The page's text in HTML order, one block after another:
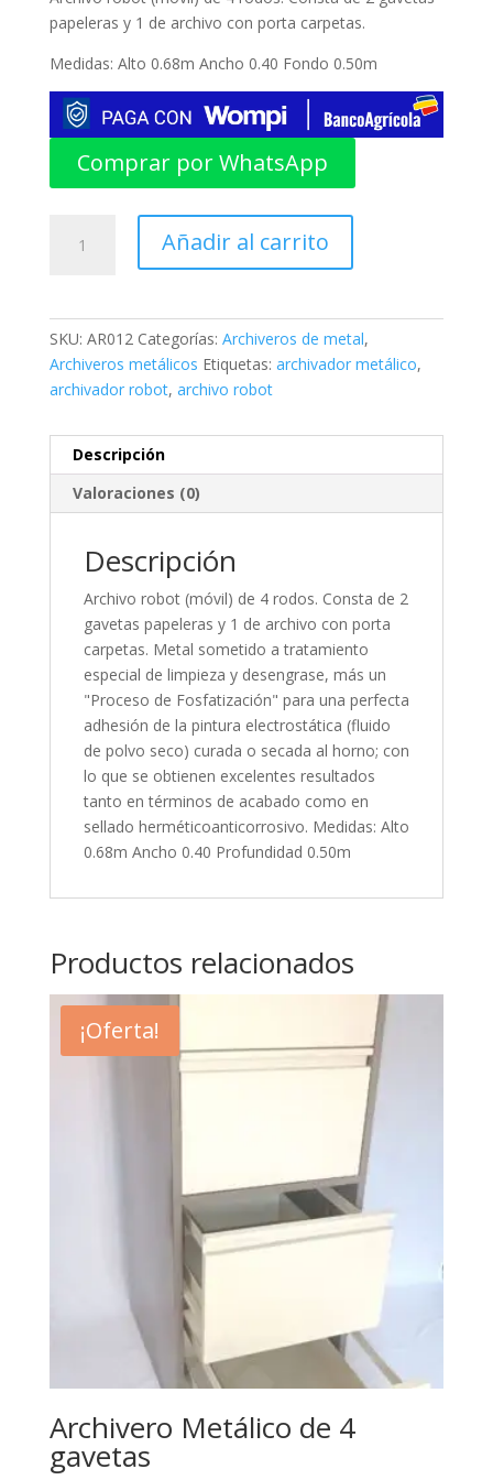
original
era:
$178.00.
actual
es:
$159.90.
papeleras y 1 de archivo con porta carpetas.
Medidas: Alto 0.68m Ancho 0.40 Fondo 0.50m
Comprar por WhatsApp
Robot
cantidad
Añadir al carrito
SKU: AR012 Categorías: Archiveros de metal,
Archiveros metálicos Etiquetas: archivador metálico,
archivador robot, archivo robot
Descripción
Valoraciones (0)
Descripción
Archivo robot (móvil) de 4 rodos. Consta de 2
gavetas papeleras y 1 de archivo con porta
carpetas. Metal sometido a tratamiento
especial de limpieza y desengrase, más un
"Proceso de Fosfatización" para una perfecta
adhesión de la pintura electrostática (fluido
de polvo seco) curada o secada al horno; con
lo que se obtienen excelentes resultados
tanto en términos de acabado como en
sellado herméticoanticorrosivo. Medidas: Alto
0.68m Ancho 0.40 Profundidad 0.50m
Productos relacionados
¡Oferta!
Archivero Metálico de 4
gavetas